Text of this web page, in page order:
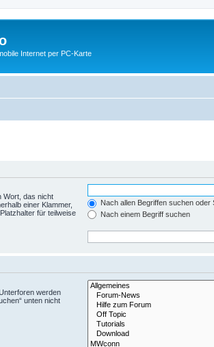
Internet per PC-Karte
Wort, das nicht
einer Klammer,
für teilweise
Nach allen Begriffen suchen
Nach einem Begriff suchen
werden
unten nicht